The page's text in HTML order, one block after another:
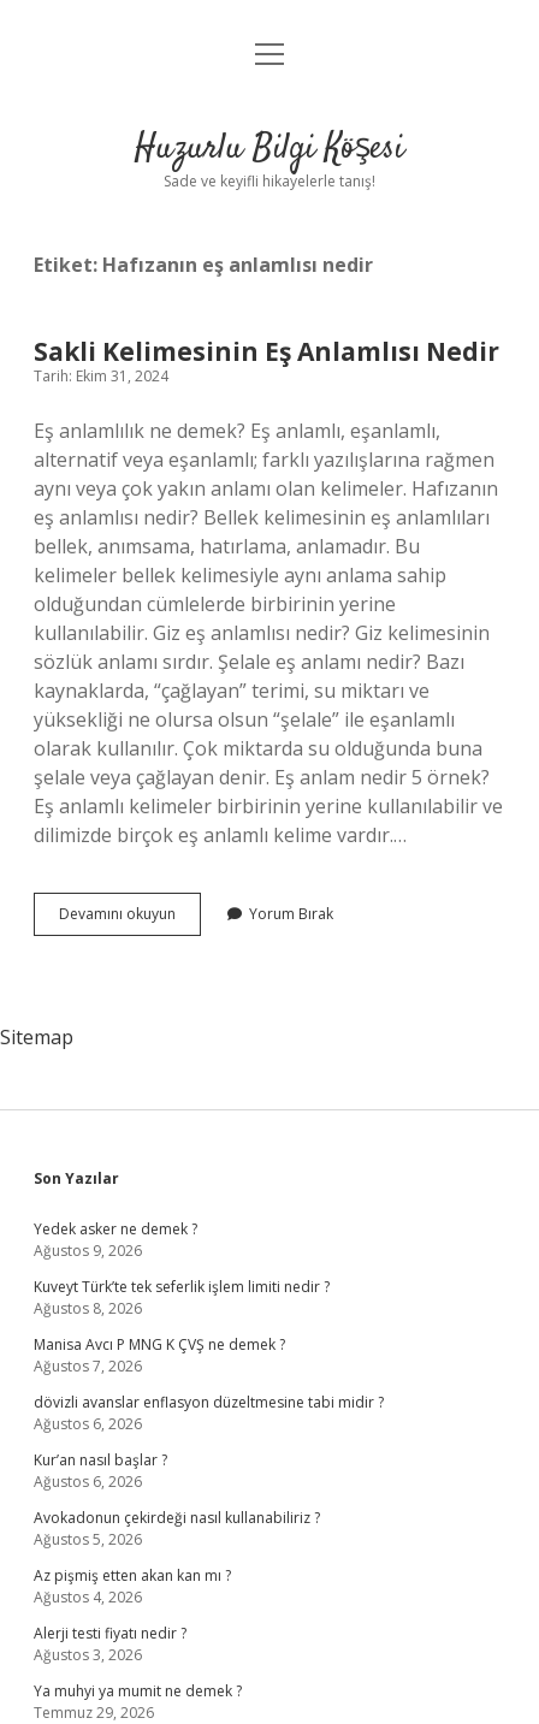
Anasayfa
Yasal Uyarı
menüyü
Huzurlu Bilgi Köşesi
Sade ve keyifli hikayelerle tanış!
Etiket: Hafızanın eş anlamlısı nedir
Sakli Kelimesinin Eş Anlamlısı Nedir
Tarih: Ekim 31, 2024
Eş anlamlılık ne demek? Eş anlamlı, eşanlamlı,
alternatif veya eşanlamlı; farklı yazılışlarına rağmen
aynı veya çok yakın anlamı olan kelimeler. Hafızanın
eş anlamlısı nedir? Bellek kelimesinin eş anlamlıları
bellek, anımsama, hatırlama, anlamadır. Bu
kelimeler bellek kelimesiyle aynı anlama sahip
olduğundan cümlelerde birbirinin yerine
kullanılabilir. Giz eş anlamlısı nedir? Giz kelimesinin
sözlük anlamı sırdır. Şelale eş anlamı nedir? Bazı
kaynaklarda, “çağlayan” terimi, su miktarı ve
yüksekliği ne olursa olsun “şelale” ile eşanlamlı
olarak kullanılır. Çok miktarda su olduğunda buna
şelale veya çağlayan denir. Eş anlam nedir 5 örnek?
Eş anlamlı kelimeler birbirinin yerine kullanılabilir ve
dilimizde birçok eş anlamlı kelime vardır.…
Devamını okuyun
Kelimesinin
Yorum Bırak
Sitemap
Sidebar
Son Yazılar
Yedek asker ne demek ?
Ağustos 9, 2026
Kuveyt Türk’te tek seferlik işlem limiti nedir ?
Ağustos 8, 2026
Manisa Avcı P MNG K ÇVŞ ne demek ?
Ağustos 7, 2026
dövizli avanslar enflasyon düzeltmesine tabi midir ?
Ağustos 6, 2026
Kur’an nasıl başlar ?
Ağustos 6, 2026
Avokadonun çekirdeği nasıl kullanabiliriz ?
Ağustos 5, 2026
Az pişmiş etten akan kan mı ?
Ağustos 4, 2026
Alerji testi fiyatı nedir ?
Ağustos 3, 2026
Ya muhyi ya mumit ne demek ?
Temmuz 29, 2026